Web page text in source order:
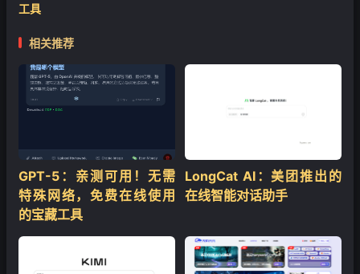
工具
相关推荐
GPT-5：亲测可用！无需
特殊网络，免费在线使用
的宝藏工具
LongCat AI：美团推出的
在线智能对话助手